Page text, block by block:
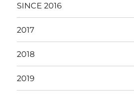
SINCE 2016
2017
2018
2019